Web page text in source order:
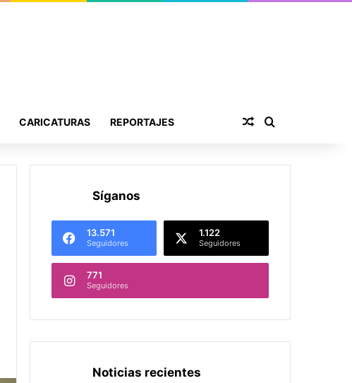
CARICATURAS REPORTAJES Publicación al
Síganos
13.571
Seguidores
1.122
Seguidores
771
Seguidores
Noticias recientes